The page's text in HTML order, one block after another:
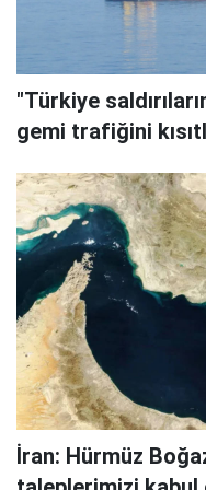
"Türkiye
gemi trafiğini
İran: Hürmüz